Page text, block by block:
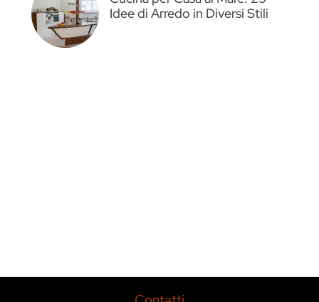
Idee di Arredo in Diversi Stili